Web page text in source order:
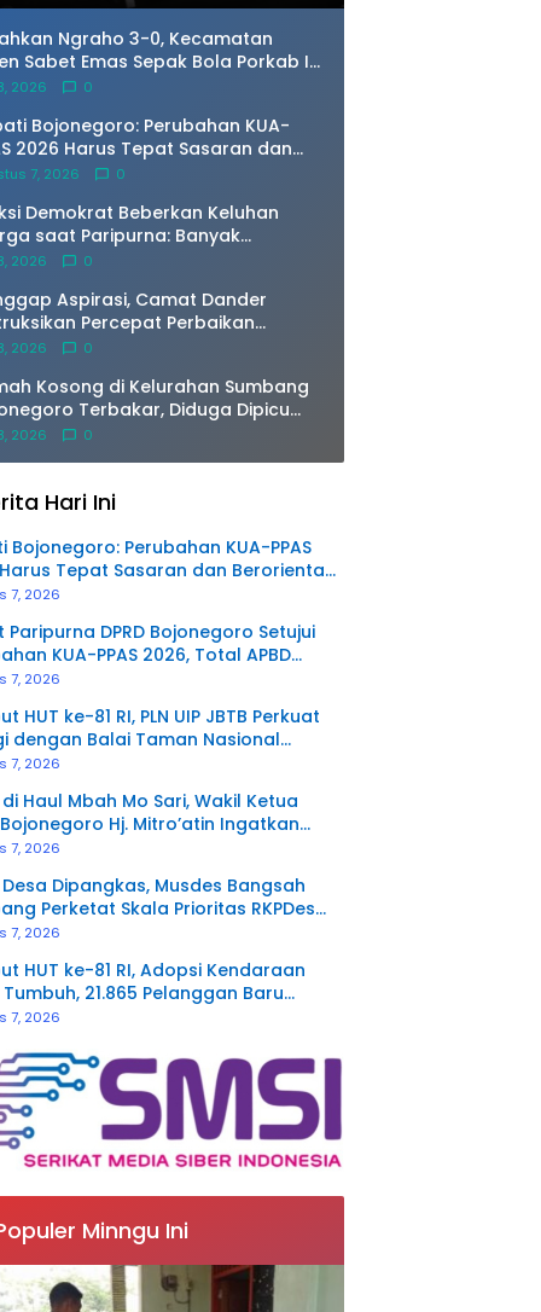
Ngraho 3-0, Kecamatan
Sabet Emas Sepak Bola Porkab II
2026 0
Bojonegoro: Perubahan KUA-
2026 Harus Tepat Sasaran dan
pada Masyarakat
7, 2026 0
Demokrat Beberkan Keluhan
saat Paripurna: Banyak
Program Gayatri Jual Ayam
2026 0
Aspirasi, Camat Dander
Percepat Perbaikan
Jembatan Ngablak Agar
2026 0
Kosong di Kelurahan Sumbang
Terbakar, Diduga Dipicu
Sampah
2026 0
Hari Ini
Bojonegoro: Perubahan KUA-PPAS
Tepat Sasaran dan Berorientasi
7, 2026
Paripurna DPRD Bojonegoro Setujui
KUA-PPAS 2026, Total APBD
Triliun
7, 2026
HUT ke-81 RI, PLN UIP JBTB Perkuat
dengan Balai Taman Nasional
Bahas Kajian Rencana Proyek SUTET
7, 2026
Haul Mbah Mo Sari, Wakil Ketua
Bojonegoro Hj. Mitro’atin Ingatkan
Tiga Amal Pengalir Pahala
7, 2026
Dipangkas, Musdes Bangsah
Perketat Skala Prioritas RKPDes
7, 2026
HUT ke-81 RI, Adopsi Kendaraan
Tumbuh, 21.865 Pelanggan Baru
Home Charging Services PLN pada
7, 2026
Minngu Ini